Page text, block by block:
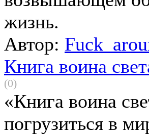
жизнь.
Автор:
Книга воина
(0)
«Книга воина
погрузиться в